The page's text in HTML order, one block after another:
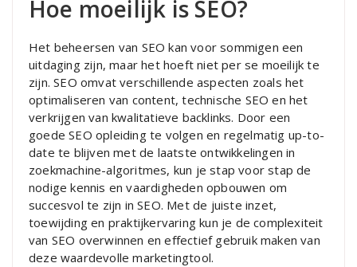
Hoe moeilijk is SEO?
Het beheersen van SEO kan voor sommigen een
uitdaging zijn, maar het hoeft niet per se moeilijk te
zijn. SEO omvat verschillende aspecten zoals het
optimaliseren van content, technische SEO en het
verkrijgen van kwalitatieve backlinks. Door een
goede SEO opleiding te volgen en regelmatig up-to-
date te blijven met de laatste ontwikkelingen in
zoekmachine-algoritmes, kun je stap voor stap de
nodige kennis en vaardigheden opbouwen om
succesvol te zijn in SEO. Met de juiste inzet,
toewijding en praktijkervaring kun je de complexiteit
van SEO overwinnen en effectief gebruik maken van
deze waardevolle marketingtool.